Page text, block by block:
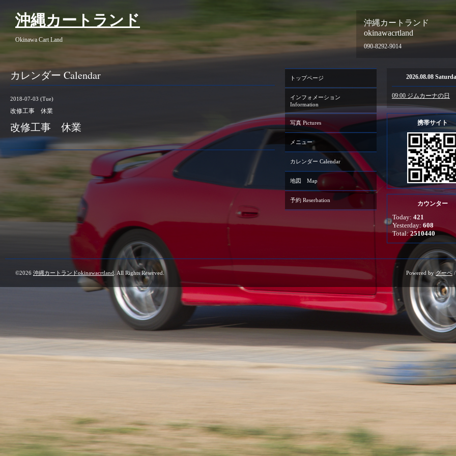
沖縄カートランド
okinawacrtland
090-8292-9014
沖縄カートランド
Okinawa Cart Land
カレンダー Calendar
2018-07-03 (Tue)
改修工事 休業
改修工事 休業
トップページ
インフォメーション
Information
写真 Pictures
メニュー
カレンダー Calendar
地図 Map
予約 Reserbation
2026.08.08
09:00 ジムカーナの日
携帯サイト
カウンター
Today: 421
Yesterday: 608
Total:2510440
©2026 沖縄カートランドokinawacrtland . All Rights Reserved. Powered by グーペ